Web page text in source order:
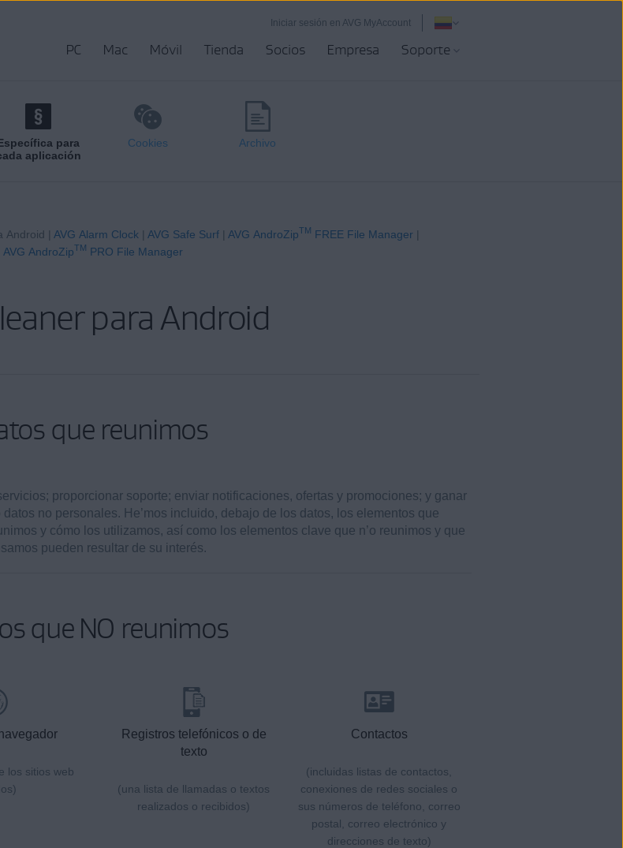
Iniciar sesión en AVG MyAccount
PC Mac Móvil Tienda Socios Empresa Soporte
para
aplicación
Cookies Archivo
Android | AVG Alarm Clock | AVG Safe Surf | AVG AndroZipTM FREE File Manager |
AVG AndroZipTM PRO File Manager
para Android
que reunimos
proporcionar soporte; enviar notificaciones, ofertas y promociones; y ganar
no personales. He’mos incluido, debajo de los datos, los elementos que
y cómo los utilizamos, así como los elementos clave que n’o reunimos y que
pueden resultar de su interés.
que NO reunimos
los sitios web
Registros telefónicos o de
texto
(una lista de llamadas o textos
realizados o recibidos)
Contactos
(incluidas listas de contactos,
conexiones de redes sociales o
sus números de teléfono, correo
postal, correo electrónico y
direcciones de texto)